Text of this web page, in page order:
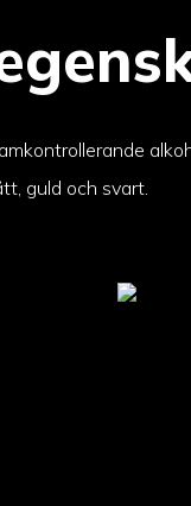
guld och svart.